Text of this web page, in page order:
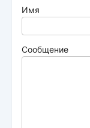
Имя
Сообщение